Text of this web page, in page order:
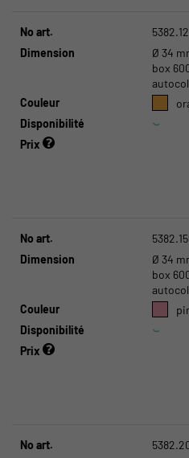
No art.
Dimension
Ø 34
box
Couleur
Disponibilité
Prix
No art.
Dimension
Ø 34
box
Couleur
Disponibilité
Prix
No art.